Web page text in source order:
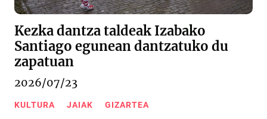
Kezka dantza taldeak Izabako
Santiago egunean dantzatuko du
zapatuan
2026/07/23
KULTURA JAIAK GIZARTEA